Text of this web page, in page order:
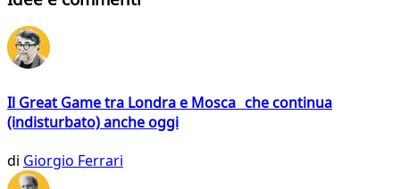
Il Great Game tra Londra e Mosca che continua
(indisturbato) anche oggi
di Giorgio Ferrari